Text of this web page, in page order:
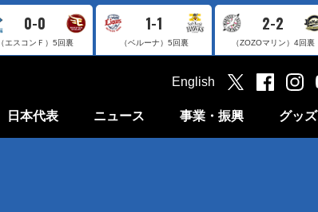
0-0
（エスコンＦ） 5回裏
1-1
（ベルーナ） 5回裏
2-2
（ZOZOマリン） 4回裏
日本代表 ニュース 事業・振興 グッズ
English